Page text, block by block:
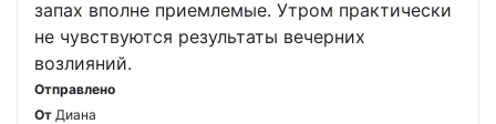
запах вполне приемлемые. Утром практически
не чувствуются результаты вечерних
возлияний.
Отправлено
От Диана